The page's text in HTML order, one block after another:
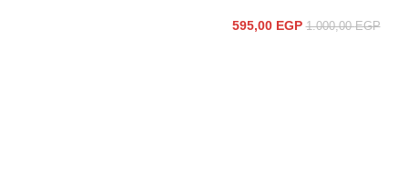
1.000,00EGP
595,00 EGP